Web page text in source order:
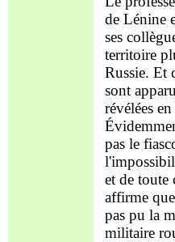
de Lénine
ses
territoire
Russie. Et
sont
révélées
pas le
et de toute
affirme
pas pu la
militaire